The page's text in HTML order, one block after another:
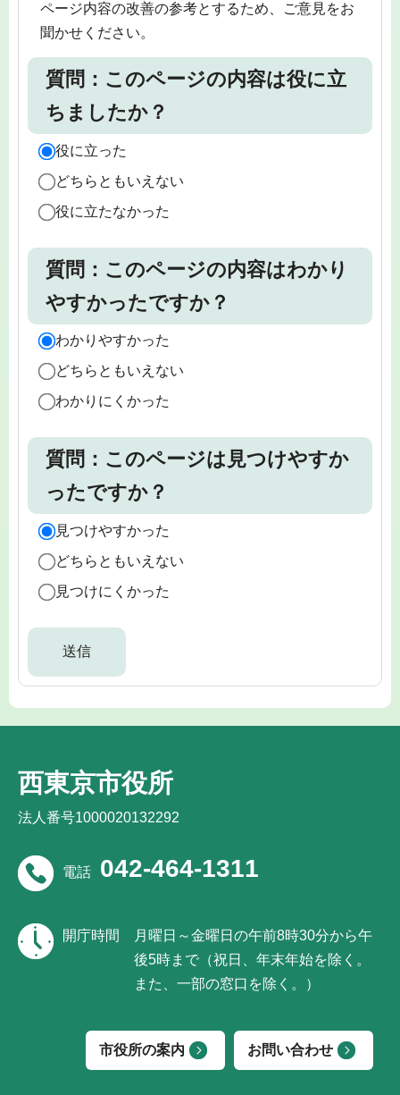
ページ内容の改善の参考とするため、ご意見をお
聞かせください。
質問：このページの内容は役に立
ちましたか？
役に立った
どちらともいえない
役に立たなかった
質問：このページの内容はわかり
やすかったですか？
わかりやすかった
どちらともいえない
わかりにくかった
質問：このページは見つけやすか
ったですか？
見つけやすかった
どちらともいえない
見つけにくかった
西東京市役所
法人番号1000020132292
電話 042-464-1311
開庁時間
月曜日～金曜日の午前8時30分から午
後5時まで（祝日、年末年始を除く。
また、一部の窓口を除く。）
市役所の案内 お問い合わせ